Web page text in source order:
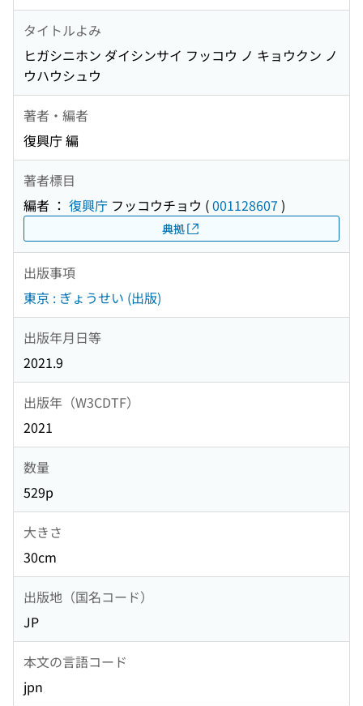
タイトルよみ
ヒガシニホン ダイシンサイ フッコウ ノ キョウクン ノ
ウハウシュウ
著者・編者
復興庁 編
著者標目
編者 ： 復興庁 フッコウチョウ (001128607 )
典拠
出版事項
東京 : ぎょうせい (出版)
出版年月日等
2021.9
出版年（W3CDTF）
2021
数量
529p
大きさ
30cm
出版地（国名コード）
JP
本文の言語コード
jpn